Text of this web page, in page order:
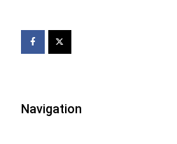
Navigation